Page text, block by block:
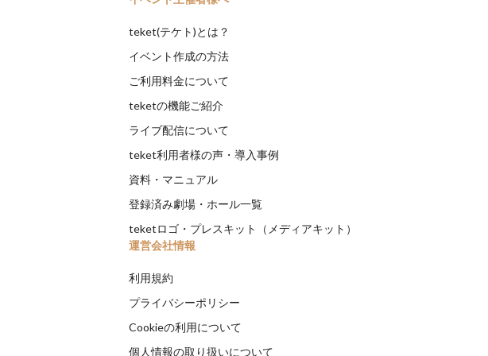
teket(テケト)とは？
イベント作成の方法
ご利用料金について
teketの機能ご紹介
ライブ配信について
teket利用者様の声・導入事例
資料・マニュアル
登録済み劇場・ホール一覧
teketロゴ・プレスキット（メディアキット）
運営会社情報
利用規約
プライバシーポリシー
Cookieの利用について
個人情報の取り扱いについて